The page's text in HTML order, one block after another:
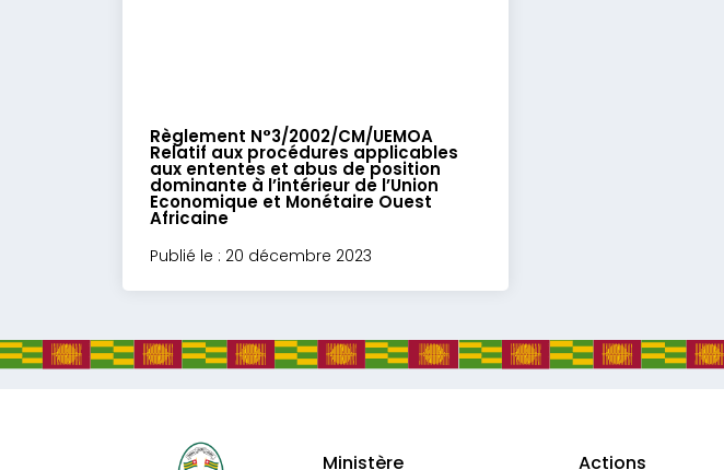
Règlement N°3/2002/CM/UEMOA
Relatif aux procédures applicables
aux ententes et abus de position
dominante à l’intérieur de l’Union
Economique et Monétaire Ouest
Africaine
Publié le : 20 décembre 2023
Ministère Actions